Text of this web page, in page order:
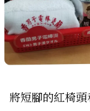
將短腳的紅椅